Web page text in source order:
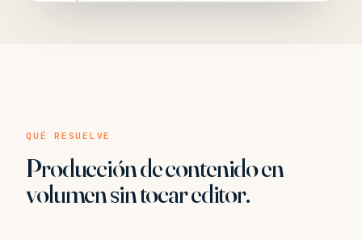
QUÉ RESUELVE
Producción de contenido en
volumen sin tocar editor.